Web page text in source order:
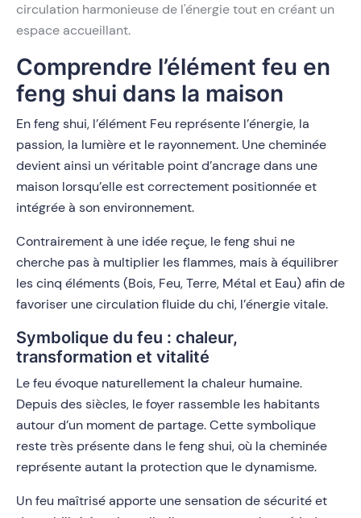
circulation harmonieuse de l'énergie tout en créant un
espace accueillant.
Comprendre l’élément feu en
feng shui dans la maison
En feng shui, l’élément Feu représente l’énergie, la
passion, la lumière et le rayonnement. Une cheminée
devient ainsi un véritable point d’ancrage dans une
maison lorsqu’elle est correctement positionnée et
intégrée à son environnement.
Contrairement à une idée reçue, le feng shui ne
cherche pas à multiplier les flammes, mais à équilibrer
les cinq éléments (Bois, Feu, Terre, Métal et Eau) afin de
favoriser une circulation fluide du chi, l’énergie vitale.
Symbolique du feu : chaleur,
transformation et vitalité
Le feu évoque naturellement la chaleur humaine.
Depuis des siècles, le foyer rassemble les habitants
autour d’un moment de partage. Cette symbolique
reste très présente dans le feng shui, où la cheminée
représente autant la protection que le dynamisme.
Un feu maîtrisé apporte une sensation de sécurité et